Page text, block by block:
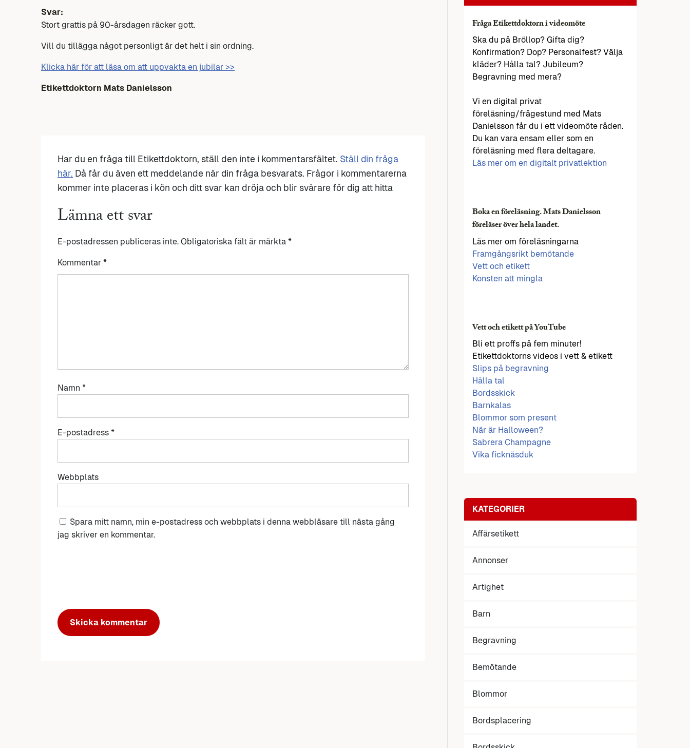
Svar:
Stort grattis på 90-årsdagen räcker gott.
Vill du tillägga något personligt är det helt i sin ordning.
Klicka här för att läsa om att uppvakta en jubilar >>
Etikettdoktorn Mats Danielsson
Har du en fråga till Etikettdoktorn, ställ den inte i kommentarsfältet. Ställ din fråga
här. Då får du även ett meddelande när din fråga besvarats. Frågor i kommentarerna
kommer inte placeras i kön och ditt svar kan dröja och blir svårare för dig att hitta
Lämna ett svar
E-postadressen publiceras inte. Obligatoriska fält är märkta *
Kommentar *
Namn *
E-postadress *
Webbplats
Spara mitt namn, min e-postadress och webbplats i denna webbläsare till nästa gång
jag skriver en kommentar.
Fråga Etikettdoktorn i videomöte
Ska du på Bröllop? Gifta dig?
Konfirmation? Dop? Personalfest? Välja
kläder? Hålla tal? Jubileum?
Begravning med mera?
Vi en digital privat
föreläsning/frågestund med Mats
Danielsson får du i ett videomöte råden.
Du kan vara ensam eller som en
föreläsning med flera deltagare.
Läs mer om en digitalt privatlektion
Boka en föreläsning. Mats Danielsson
föreläser över hela landet.
Läs mer om föreläsningarna
Framgångsrikt bemötande
Vett och etikett
Konsten att mingla
Vett och etikett på YouTube
Bli ett proffs på fem minuter!
Etikettdoktorns videos i vett & etikett
Slips på begravning
Hålla tal
Bordsskick
Barnkalas
Blommor som present
När är Halloween?
Sabrera Champagne
Vika ficknäsduk
KATEGORIER
Affärsetikett
Annonser
Artighet
Barn
Begravning
Bemötande
Blommor
Bordsplacering